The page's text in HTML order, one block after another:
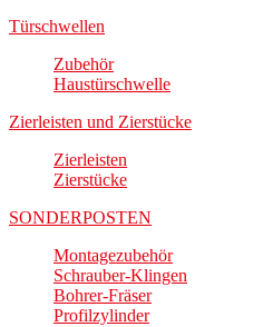
Türschwellen
Zubehör
Haustürschwelle
Zierleisten und Zierstücke
Zierleisten
Zierstücke
SONDERPOSTEN
Montagezubehör
Schrauber-Klingen
Bohrer-Fräser
Profilzylinder